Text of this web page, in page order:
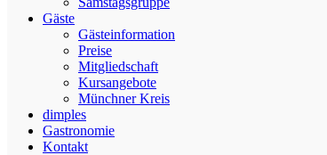
Gäste
Gästeinformation
Preise
Mitgliedschaft
Kursangebote
Münchner Kreis
dimples
Gastronomie
Kontakt